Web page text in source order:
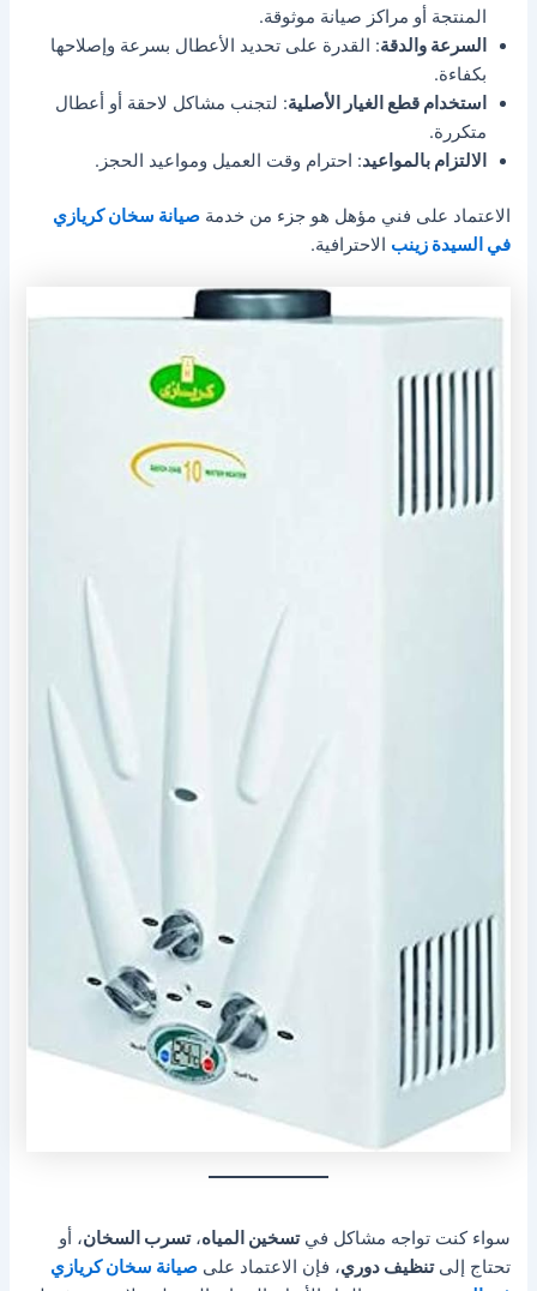
المنتجة أو مراكز صيانة موثوقة.
السرعة والدقة: القدرة على تحديد الأعطال بسرعة وإصلاحها
بكفاءة.
استخدام قطع الغيار الأصلية: لتجنب مشاكل لاحقة أو أعطال
متكررة.
الالتزام بالمواعيد: احترام وقت العميل ومواعيد الحجز.
الاعتماد على فني مؤهل هو جزء من خدمةصيانة سخان كريازي
في السيدة زينب الاحترافية.
سواء كنت تواجه مشاكل فيتسخين المياه،تسرب السخان، أو
تحتاج إلىتنظيف دوري، فإن الاعتماد علىصيانة سخان كريازي